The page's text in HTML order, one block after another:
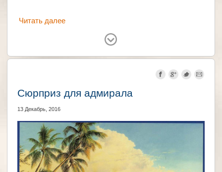
Читать далее
Германия Франция Великобритания Япония
Сюрприз для адмирала
13 Декабрь, 2016